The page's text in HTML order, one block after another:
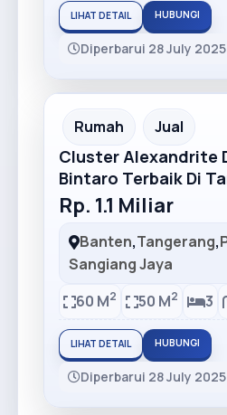
LIHAT DETAIL HUBUNGI
Diperbarui 28 July 2025
Recommended
Rumah Jual
Cluster Alexandrite
Bintaro Terbaik Di
Rp. 1.1 Miliar
Banten,Tangerang,
Sangiang Jaya
60 M2 50 M2 3
LIHAT DETAIL HUBUNGI
Diperbarui 28 July 2025